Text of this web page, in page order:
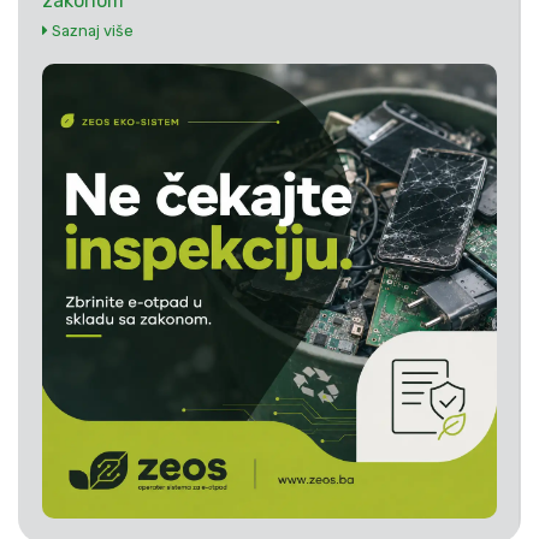
Saznaj više